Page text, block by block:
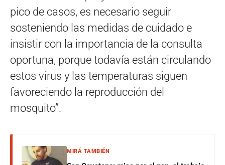
pico de casos, es necesario seguir
sosteniendo las medidas de cuidado e
insistir con la importancia de la consulta
oportuna, porque todavía están circulando
estos virus y las temperaturas siguen
favoreciendo la reproducción del
mosquito”.
MIRÁ TAMBIÉN